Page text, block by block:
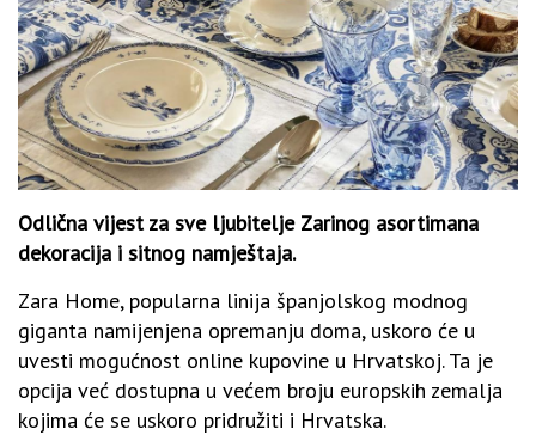
Odlična vijest za sve ljubitelje Zarinog asortimana
dekoracija i sitnog namještaja.
Zara Home, popularna linija španjolskog modnog
giganta namijenjena opremanju doma, uskoro će u
uvesti mogućnost online kupovine u Hrvatskoj. Ta je
opcija već dostupna u većem broju europskih zemalja
kojima će se uskoro pridružiti i Hrvatska.